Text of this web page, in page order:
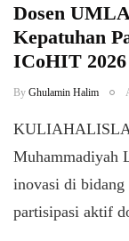
Dosen
Kepatuhan
ICoHIT 2026
By Ghulamin Halim
Muhammadiyah
inovasi di bidang
partisipasi aktif